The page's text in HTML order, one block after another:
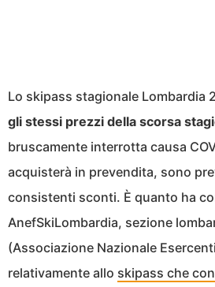
Lo skipass stagionale Lombardia
gli stessi prezzi della scorsa
bruscamente interrotta causa
acquisterà in prevendita, sono
consistenti sconti. È quanto ha
AnefSkiLombardia, sezione
(Associazione Nazionale
relativamente allo skipass che